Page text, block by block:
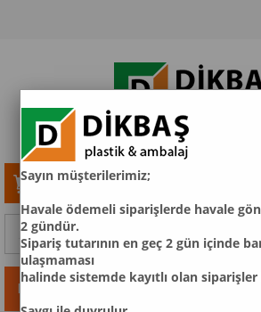
Sayın müşterilerim
Havale ödemeli siparişlerde havale
2 gündür.
Sipariş tutarının en geç 2 gün içinde
ulaşmaması
halinde sistemde kayıtlı olan